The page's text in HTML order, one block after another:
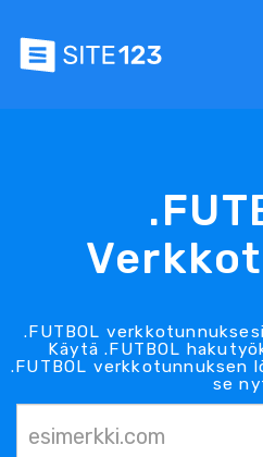
.FUTBOL
Käytä .FUTBOL
.FUTBOL verkkotunnuksen
se